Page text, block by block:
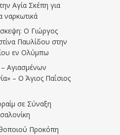
Αγία Σκέπη για
ναρκωτικά
Ο Γιώργος
Παυλίδου στην
εν Ολύμπω
Αγιασμένων
– Ο Άγιος Παΐσιος
σε Σύναξη
Προκόπη